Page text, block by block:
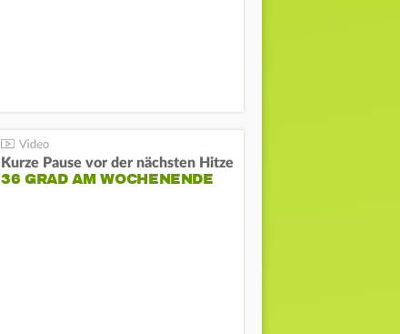
Kurze Pause vor der nächsten Hitze
36 GRAD AM WOCHENENDE